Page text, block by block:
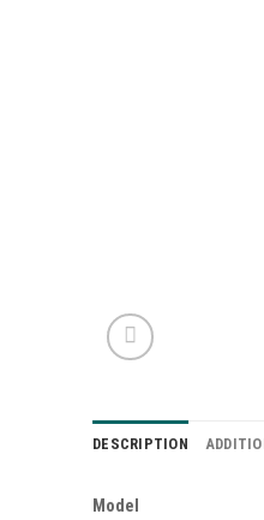
DESCRIPTION
Model